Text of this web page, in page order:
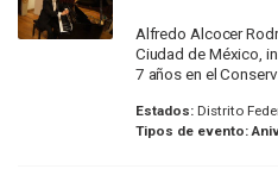
Alfredo Alcocer
Ciudad de México,
7 años en el
Estados:Distrito
Tipos de evento: